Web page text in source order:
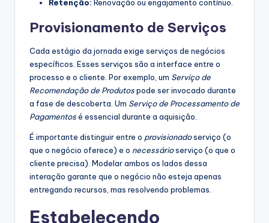
Retenção: Renovação ou engajamento contínuo.
Provisionamento de Serviços
Cada estágio da jornada exige serviços de negócios
específicos. Esses serviços são a interface entre o
processo e o cliente. Por exemplo, um Serviço de
Recomendação de Produtospode ser invocado durante
a fase de descoberta. Um Serviço de Processamento de
Pagamentosé essencial durante a aquisição.
É importante distinguir entre o provisionadoserviço (o
que o negócio oferece) e o necessárioserviço (o que o
cliente precisa). Modelar ambos os lados dessa
interação garante que o negócio não esteja apenas
entregando recursos, mas resolvendo problemas.
Estabelecendo